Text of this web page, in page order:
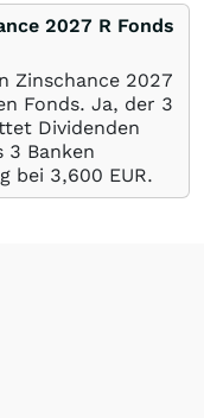
2027 R Fonds
Zinschance 2027
Fonds. Ja, der 3
Dividenden
3 Banken
bei 3,600 EUR.